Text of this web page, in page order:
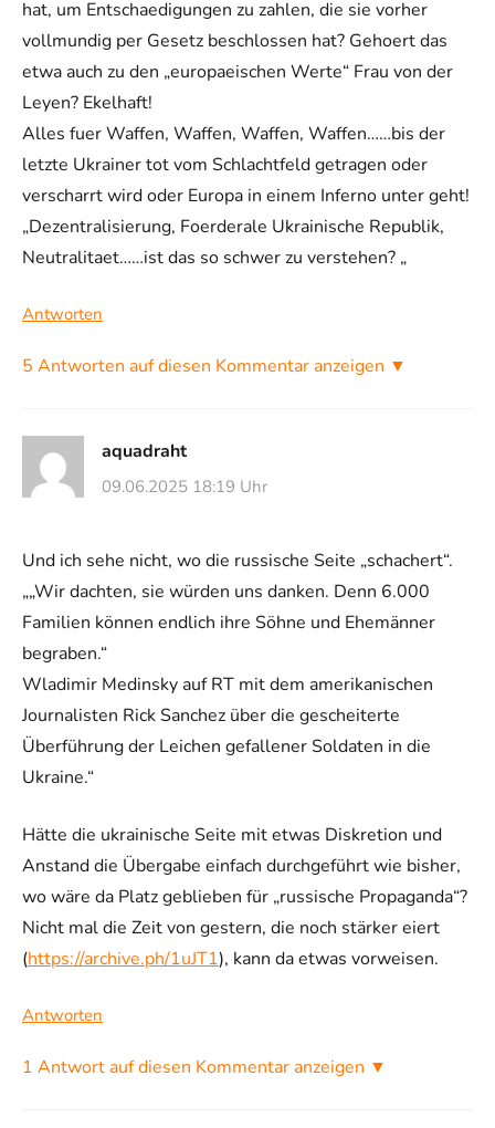
hat, um Entschaedigungen zu zahlen, die sie vorher
vollmundig per Gesetz beschlossen hat? Gehoert das
etwa auch zu den „europaeischen Werte“ Frau von der
Leyen? Ekelhaft!
Alles fuer Waffen, Waffen, Waffen, Waffen……bis der
letzte Ukrainer tot vom Schlachtfeld getragen oder
verscharrt wird oder Europa in einem Inferno unter geht!
„Dezentralisierung, Foerderale Ukrainische Republik,
Neutralitaet……ist das so schwer zu verstehen? „
Antworten
5 Antworten auf diesen Kommentar anzeigen ▼
aquadraht
09.06.2025 18:19 Uhr
Und ich sehe nicht, wo die russische Seite „schachert“.
„„Wir dachten, sie würden uns danken. Denn 6.000
Familien können endlich ihre Söhne und Ehemänner
begraben.“
Wladimir Medinsky auf RT mit dem amerikanischen
Journalisten Rick Sanchez über die gescheiterte
Überführung der Leichen gefallener Soldaten in die
Ukraine.“
Hätte die ukrainische Seite mit etwas Diskretion und
Anstand die Übergabe einfach durchgeführt wie bisher,
wo wäre da Platz geblieben für „russische Propaganda“?
Nicht mal die Zeit von gestern, die noch stärker eiert
(https://archive.ph/1uJT1), kann da etwas vorweisen.
Antworten
1 Antwort auf diesen Kommentar anzeigen ▼